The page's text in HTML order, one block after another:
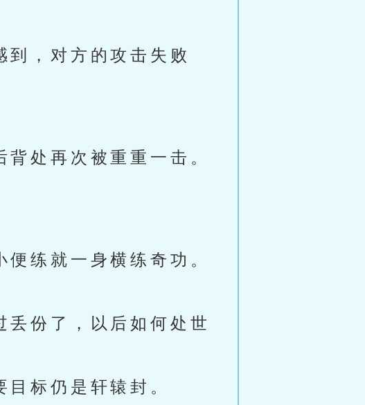
到，对方的攻击失败
处再次被重重一击。
练就一身横练奇功。
丢份了，以后如何处世
标仍是轩辕封。